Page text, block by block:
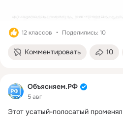
12 классов Поделились: 10
Комментировать 10
Объясняем.РФ
5 авг
Этот усатый-полосатый